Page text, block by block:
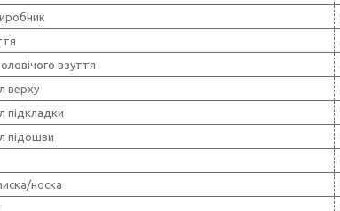
взуття
верху
підкладки
підошви
носка